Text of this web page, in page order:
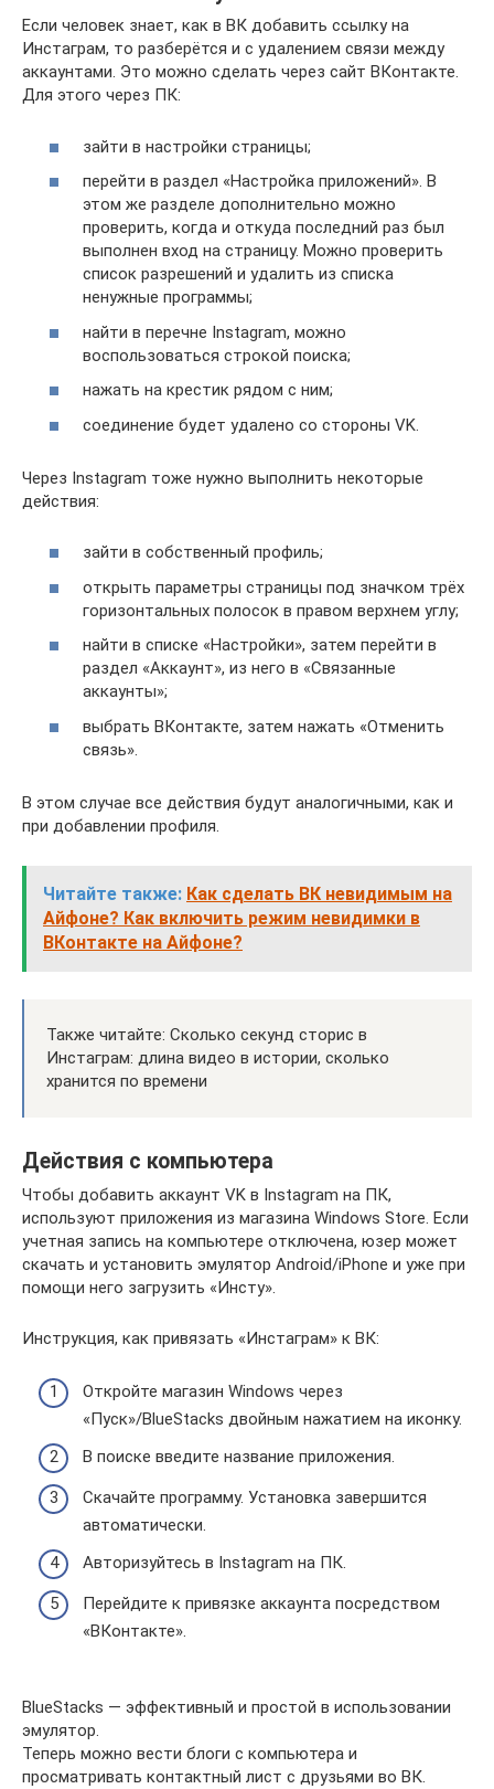
Если человек знает, как в ВК добавить ссылку на
Инстаграм, то разберётся и с удалением связи между
аккаунтами. Это можно сделать через сайт ВКонтакте.
Для этого через ПК:
зайти в настройки страницы;
перейти в раздел «Настройка приложений». В
этом же разделе дополнительно можно
проверить, когда и откуда последний раз был
выполнен вход на страницу. Можно проверить
список разрешений и удалить из списка
ненужные программы;
найти в перечне Instagram, можно
воспользоваться строкой поиска;
нажать на крестик рядом с ним;
соединение будет удалено со стороны VK.
Через Instagram тоже нужно выполнить некоторые
действия:
зайти в собственный профиль;
открыть параметры страницы под значком трёх
горизонтальных полосок в правом верхнем углу;
найти в списке «Настройки», затем перейти в
раздел «Аккаунт», из него в «Связанные
аккаунты»;
выбрать ВКонтакте, затем нажать «Отменить
связь».
В этом случае все действия будут аналогичными, как и
при добавлении профиля.
Читайте также: Как сделать ВК невидимым на
Айфоне? Как включить режим невидимки в
ВКонтакте на Айфоне?
Также читайте: Сколько секунд сторис в
Инстаграм: длина видео в истории, сколько
хранится по времени
Действия с компьютера
Чтобы добавить аккаунт VK в Instagram на ПК,
используют приложения из магазина Windows Store. Если
учетная запись на компьютере отключена, юзер может
скачать и установить эмулятор Android/iPhone и уже при
помощи него загрузить «Инсту».
Инструкция, как привязать «Инстаграм» к ВК:
Откройте магазин Windows через
«Пуск»/BlueStacks двойным нажатием на иконку.
В поиске введите название приложения.
Скачайте программу. Установка завершится
автоматически.
Авторизуйтесь в Instagram на ПК.
Перейдите к привязке аккаунта посредством
«ВКонтакте».
BlueStacks — эффективный и простой в использовании
эмулятор.
Теперь можно вести блоги с компьютера и
просматривать контактный лист с друзьями во ВК.